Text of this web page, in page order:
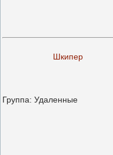
Шкипер
Группа: Удаленные